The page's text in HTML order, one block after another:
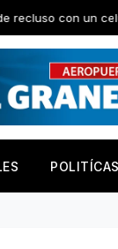
celular en la
POLITÍCAS